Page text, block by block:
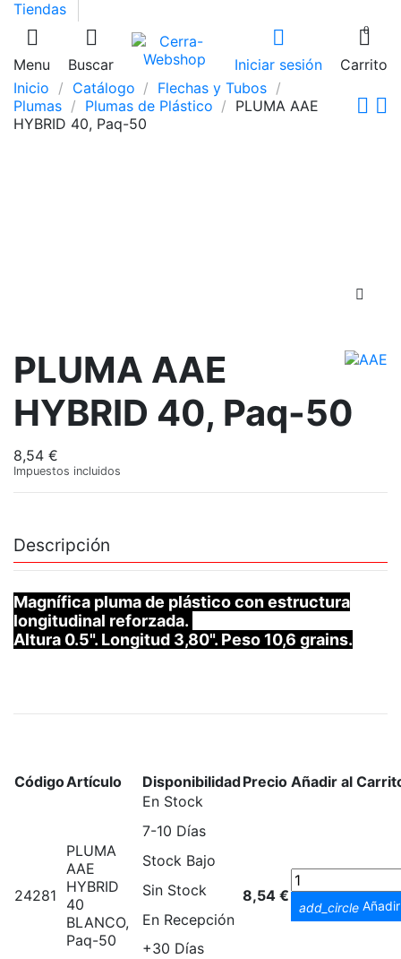
Tiendas
Menu Buscar Iniciar sesión
0
Carrito
Inicio
Catálogo
Flechas y Tubos
Plumas
Plumas de Plástico
PLUMA AAE
HYBRID 40, Paq-50
PLUMA AAE
HYBRID 40, Paq-50
8,54 €
Impuestos incluidos
Descripción
Magnífica pluma de plástico con estructura
longitudinal reforzada.
Altura 0.5". Longitud 3,80". Peso 10,6 grains.
CódigoArtículo DisponibilidadPrecio Añadir al
24281
PLUMA
AAE
HYBRID
40
BLANCO,
Paq-50
En Stock
7-10 Días
Stock Bajo
Sin Stock
En Recepción
+30 Días
8,54 €
add_circle